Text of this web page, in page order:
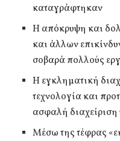
καταγράφτηκαν
Η απόκρυψη και
και άλλων
σοβαρά πολλούς
Η εγκληματική
τεχνολογία και
ασφαλή
Μέσω της τέφρας